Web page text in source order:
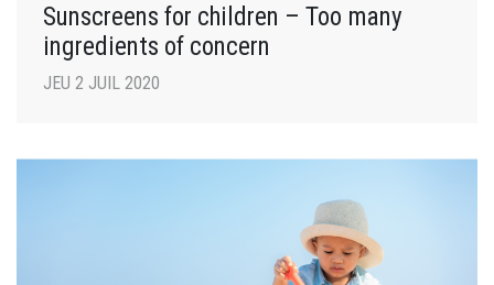
Sunscreens for children – Too many
ingredients of concern
JEU 2 JUIL 2020